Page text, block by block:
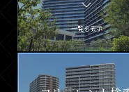
一覧を表示